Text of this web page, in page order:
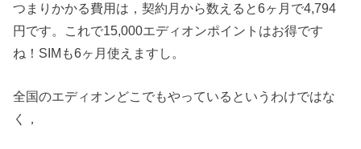
つまりかかる費用は，契約月から数えると6ヶ月で4,794
円です。これで15,000エディオンポイントはお得です
ね！SIMも6ヶ月使えますし。
全国のエディオンどこでもやっているというわけではな
く，